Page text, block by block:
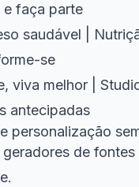
e faça parte
saudável |
se
viva melhor |
antecipadas
personalização
geradores de